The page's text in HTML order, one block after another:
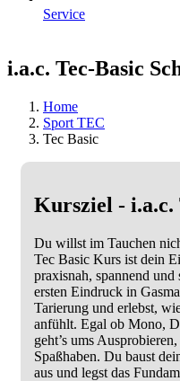
Service
i.a.c. Tec-Basic
Home
Sport TEC
Tec Basic
Kursziel - i.a.c.
Du willst im Tauchen
Tec Basic Kurs ist dein
praxisnah, spannend
ersten Eindruck in
Tarierung und erlebst,
anfühlt. Egal ob Mono,
geht’s ums
Spaßhaben. Du baust
aus und legst das